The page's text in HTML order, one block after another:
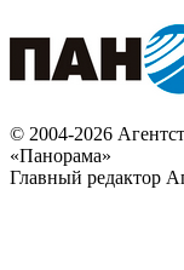
© 2004-2026
«Панорама»
Главный редактор